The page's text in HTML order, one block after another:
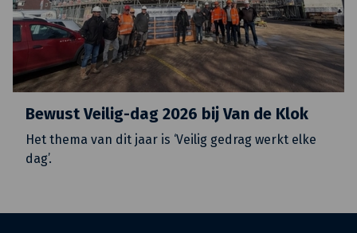
Bewust Veilig-dag 2026 bij Van de Klok
Het thema van dit jaar is ‘Veilig gedrag werkt elke
dag’.